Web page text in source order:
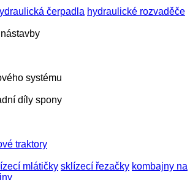
čerpadla hydraulické rozvaděče
systému
díly spony
traktory
mlátičky sklízecí řezačky kombajny na